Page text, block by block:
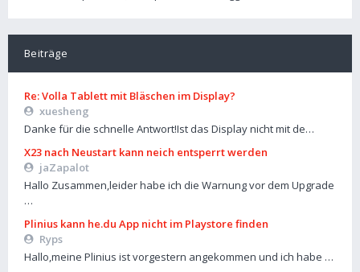
Beiträge
Re: Volla Tablett mit Bläschen im Display?
xuesheng
Danke für die schnelle Antwort!Ist das Display nicht mit de…
X23 nach Neustart kann neich entsperrt werden
jaZapalot
Hallo Zusammen,leider habe ich die Warnung vor dem Upgrade
…
Plinius kann he.du App nicht im Playstore finden
Ryps
Hallo,meine Plinius ist vorgestern angekommen und ich habe …